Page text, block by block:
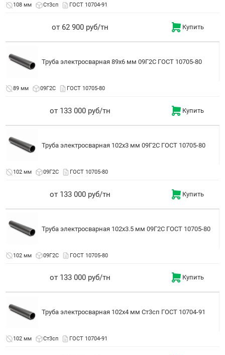
108 мм Ст3сп ГОСТ 10704-91
от 62 900 руб/тн Купить
Труба электросварная 89x6 мм 09Г2С ГОСТ 10705-80
89 мм 09Г2С ГОСТ 10705-80
от 133 000 руб/тн Купить
Труба электросварная 102x3 мм 09Г2С ГОСТ 10705-80
102 мм 09Г2С ГОСТ 10705-80
от 133 000 руб/тн Купить
Труба электросварная 102x3.5 мм 09Г2С ГОСТ 10705-80
102 мм 09Г2С ГОСТ 10705-80
от 133 000 руб/тн Купить
Труба электросварная 102x4 мм Ст3сп ГОСТ 10704-91
102 мм Ст3сп ГОСТ 10704-91